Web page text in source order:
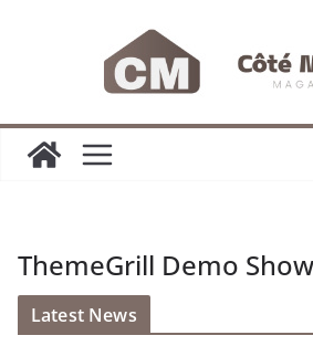
ThemeGrill Demo
Latest News